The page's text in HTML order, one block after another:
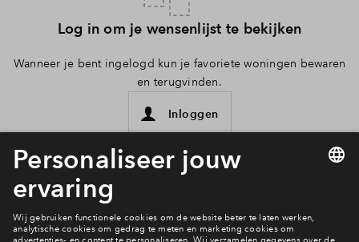
Log in om je wensenlijst te bekijken
Wanneer je bent ingelogd kun je favoriete woningen bewaren
en terugvinden.
Inloggen
Interesse? Meld je dan snel aan
Hiermee blijf je op de hoogte van het belangrijkste nieuws en
eventuele projecten